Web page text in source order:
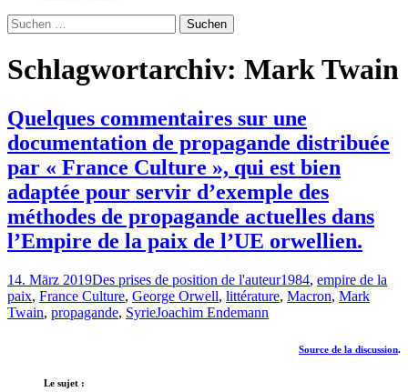
Suchen
nach:
Schlagwortarchiv: Mark Twain
Quelques commentaires sur une
documentation de propagande distribuée
par « France Culture », qui est bien
adaptée pour servir d’exemple des
méthodes de propagande actuelles dans
l’Empire de la paix de l’UE orwellien.
14. März 2019Des prises de position de l'auteur1984, empire de la
paix, France Culture, George Orwell, littérature, Macron, Mark
Twain, propagande, SyrieJoachim Endemann
Source de la discussion.
Le sujet :